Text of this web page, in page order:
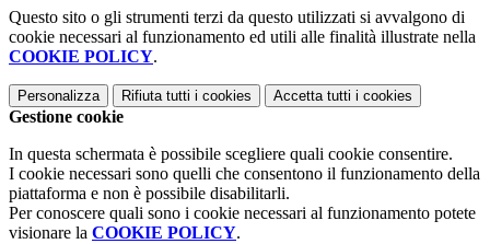
Questo sito o gli strumenti terzi da questo utilizzati si avvalgono di
cookie necessari al funzionamento ed utili alle finalità illustrate nella
COOKIE POLICY.
Personalizza Rifiuta tutti i cookies Accetta tutti i cookies
Gestione cookie
In questa schermata è possibile scegliere quali cookie consentire.
I cookie necessari sono quelli che consentono il funzionamento della
piattaforma e non è possibile disabilitarli.
Per conoscere quali sono i cookie necessari al funzionamento potete
visionare la COOKIE POLICY.